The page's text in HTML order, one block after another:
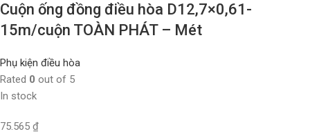
Cuộn ống đồng điều hòa D12,7×0,61-
15m/cuộn TOÀN PHÁT – Mét
Phụ kiện điều hòa
Rated 0 out of 5
In stock
75.565 ₫